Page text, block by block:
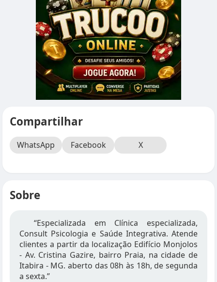
Compartilhar
WhatsApp Facebook X
Sobre
“Especializada em Clínica especializada,
Consult Psicologia e Saúde Integrativa. Atende
clientes a partir da localização Edifício Monjolos
- Av. Cristina Gazire, bairro Praia, na cidade de
Itabira - MG. aberto das 08h às 18h, de segunda
a sexta.”